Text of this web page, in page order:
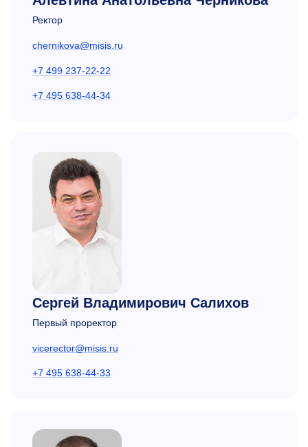
Ректор
chernikova@misis.ru
+7 499 237-22-22
+7 495 638-44-34
Сергей Владимирович Салихов
Первый проректор
vicerector@misis.ru
+7 495 638-44-33